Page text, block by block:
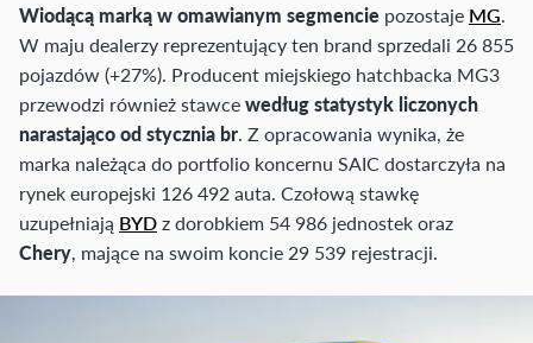
Wiodącą marką w omawianym segmencie pozostaje MG.
W maju dealerzy reprezentujący ten brand sprzedali 26 855
pojazdów (+27%). Producent miejskiego hatchbacka MG3
przewodzi również stawcewedług statystyk liczonych
narastająco od stycznia br. Z opracowania wynika, że
marka należąca do portfolio koncernu SAIC dostarczyła na
rynek europejski 126 492 auta. Czołową stawkę
uzupełniają BYDz dorobkiem 54 986 jednostek oraz
Chery, mające na swoim koncie 29 539 rejestracji.